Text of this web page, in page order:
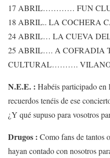
17 ABRIL………… FUN
18 ABRIL.. LA COCHERA
24 ABRIL… LA CUEVA
25 ABRIL…. A COFRADIA
CULTURAL……….
N.E.E. : Habéis participado en
recuerdos tenéis de ese
¿Y qué supuso para vosotros
Drugos : Como fans de tantos
hayan contado con nosotros